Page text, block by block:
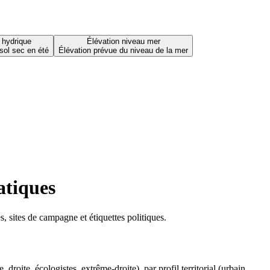
sec en été
Élévation niveau mer
Élévation prévue du niveau de la mer
sites de campagne et étiquettes politiques.